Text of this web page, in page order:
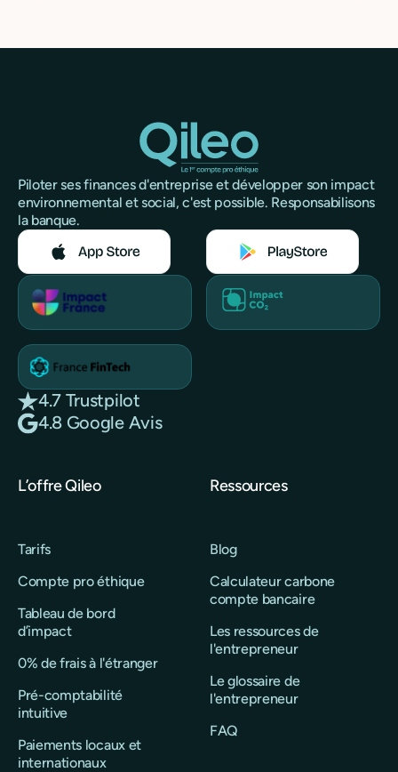
Piloter ses finances d'entreprise et développer son impact
environnemental et social, c'est possible. Responsabilisons
la banque.
4.7 Trustpilot
4.8 Google Avis
L’offre Qileo
Tarifs
Compte pro éthique
Tableau de bord
d’impact
0% de frais à l'étranger
Pré-comptabilité
intuitive
Paiements locaux et
internationaux
Ressources
Blog
Calculateur carbone
compte bancaire
Les ressources de
l'entrepreneur
Le glossaire de
l'entrepreneur
FAQ